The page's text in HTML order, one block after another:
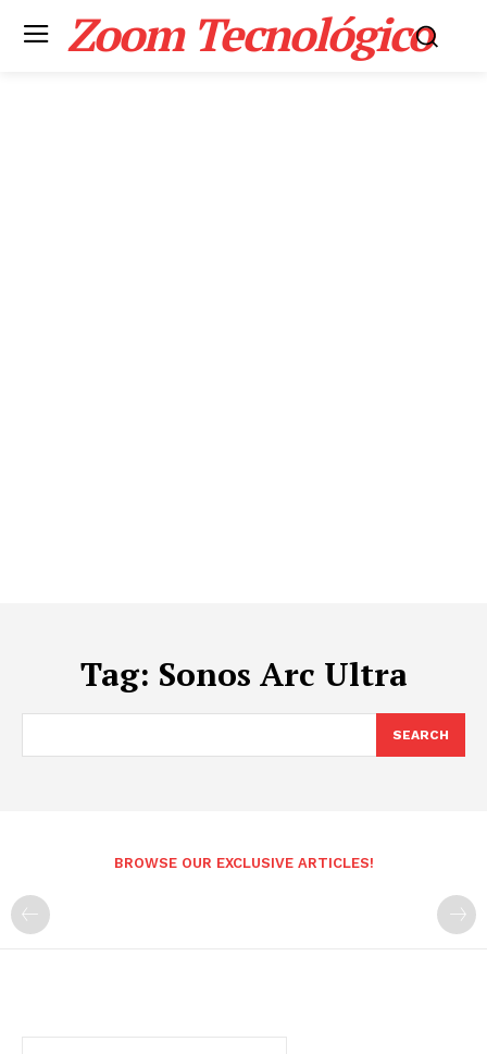
Zoom Tecnológico
Tag: Sonos Arc Ultra
SEARCH
BROWSE OUR EXCLUSIVE ARTICLES!